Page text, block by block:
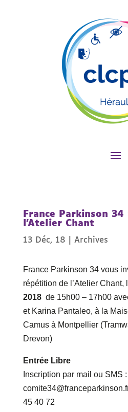
France Parkinson
l’Atelier Chant
13 Déc, 18 Archives
France Parkinson 34 vous
répétition de l’Atelier Chant,
2018de 15h00 – 17h00
et Karina Pantaleo, à la
Camus à Montpellier
Drevon)
Entrée Libre
Inscription par mail ou SMS :
45 40 72